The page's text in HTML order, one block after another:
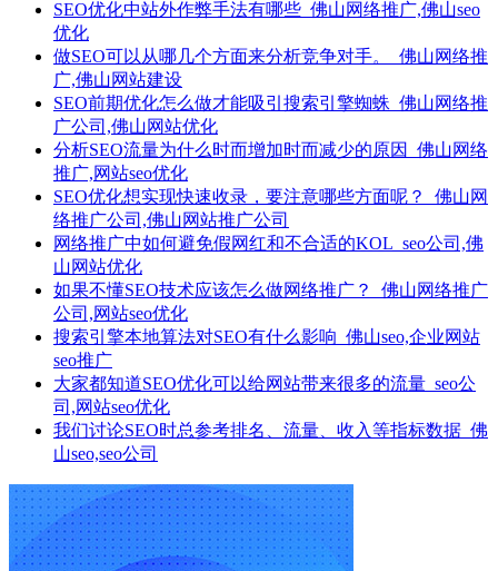
SEO优化中站外作弊手法有哪些_佛山网络推广,佛山seo
优化
做SEO可以从哪几个方面来分析竞争对手。_佛山网络推
广,佛山网站建设
SEO前期优化怎么做才能吸引搜索引擎蜘蛛_佛山网络推
广公司,佛山网站优化
分析SEO流量为什么时而增加时而减少的原因_佛山网络
推广,网站seo优化
SEO优化想实现快速收录，要注意哪些方面呢？_佛山网
络推广公司,佛山网站推广公司
网络推广​中如何避免假网红和不合适的KOL_seo公司,佛
山网站优化
如果不懂SEO技术应该怎么做网络推广？_佛山网络推广
公司,网站seo优化
搜索引擎本地算法对SEO有什么影响_佛山seo,企业网站
seo推广
大家都知道SEO优化可以给网站带来很多的流量_seo公
司,网站seo优化
我们讨论SEO时总参考排名、流量、收入等指标数据_佛
山seo,seo公司